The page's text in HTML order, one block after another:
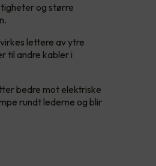
og større
lettere av ytre
til andre kabler i
bedre mot elektriske
rundt lederne og blir